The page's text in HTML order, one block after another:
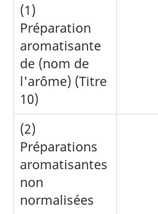
(1)
Préparation
aromatisante
de (nom de
l'arôme) (Titre
10)
(2)
Préparations
aromatisantes
non
normalisées